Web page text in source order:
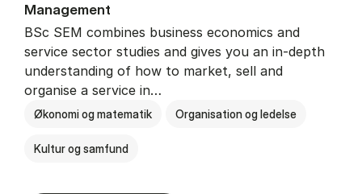
Man­age­ment
BSc SEM combines business economics and
service sector studies and gives you an in-depth
understanding of how to market, sell and
organise a service in…
Økonomi og matematik Organisation og ledelse
Kultur og samfund